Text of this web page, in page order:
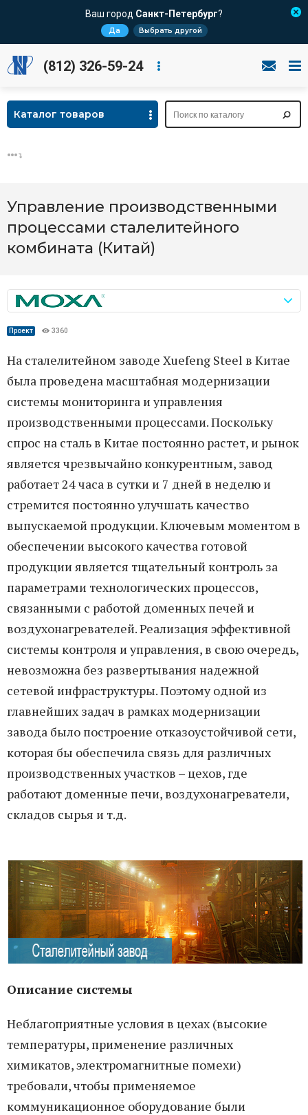
Ваш город Санкт-Петербург?
Да Выбрать другой
(812) 326-59-24
Каталог товаров
Управление производственными
процессами сталелитейного
комбината (Китай)
Проект 3360
На сталелитейном заводе Xuefeng Steel в Китае
была проведена масштабная модернизации
системы мониторинга и управления
производственными процессами. Поскольку
спрос на сталь в Китае постоянно растет, и рынок
является чрезвычайно конкурентным, завод
работает 24 часа в сутки и 7 дней в неделю и
стремится постоянно улучшать качество
выпускаемой продукции. Ключевым моментом в
обеспечении высокого качества готовой
продукции является тщательный контроль за
параметрами технологических процессов,
связанными с работой доменных печей и
воздухонагревателей. Реализация эффективной
системы контроля и управления, в свою очередь,
невозможна без развертывания надежной
сетевой инфраструктуры. Поэтому одной из
главнейших задач в рамках модернизации
завода было построение отказоустойчивой сети,
которая бы обеспечила связь для различных
производственных участков – цехов, где
работают доменные печи, воздухонагреватели,
складов сырья и т.д.
Описание системы
Неблагоприятные условия в цехах (высокие
температуры, применение различных
химикатов, электромагнитные помехи)
требовали, чтобы применяемое
коммуникационное оборудование были